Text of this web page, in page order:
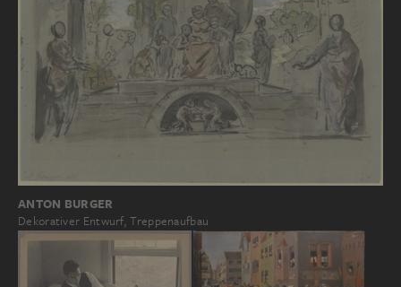
ANTON BURGER
Dekorativer Entwurf, Treppenaufbau